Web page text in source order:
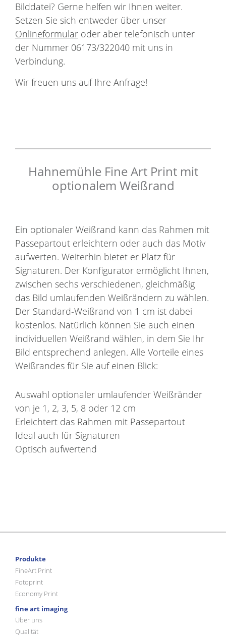
Bilddatei? Gerne helfen wir Ihnen weiter.
Setzen Sie sich entweder über unser
Onlineformular oder aber telefonisch unter
der Nummer 06173/322040 mit uns in
Verbindung.
Wir freuen uns auf Ihre Anfrage!
Hahnemühle Fine Art Print mit
optionalem Weißrand
Ein optionaler Weißrand kann das Rahmen mit
Passepartout erleichtern oder auch das Motiv
aufwerten. Weiterhin bietet er Platz für
Signaturen. Der Konfigurator ermöglicht Ihnen,
zwischen sechs verschiedenen, gleichmäßig
das Bild umlaufenden Weißrändern zu wählen.
Der Standard-Weißrand von 1 cm ist dabei
kostenlos. Natürlich können Sie auch einen
individuellen Weißrand wählen, in dem Sie Ihr
Bild entsprechend anlegen. Alle Vorteile eines
Weißrandes für Sie auf einen Blick:
Auswahl optionaler umlaufender Weißränder
von je 1, 2, 3, 5, 8 oder 12 cm
Erleichtert das Rahmen mit Passepartout
Ideal auch für Signaturen
Optisch aufwertend
Produkte
FineArt Print
Fotoprint
Economy Print
fine art imaging
Über uns
Qualität